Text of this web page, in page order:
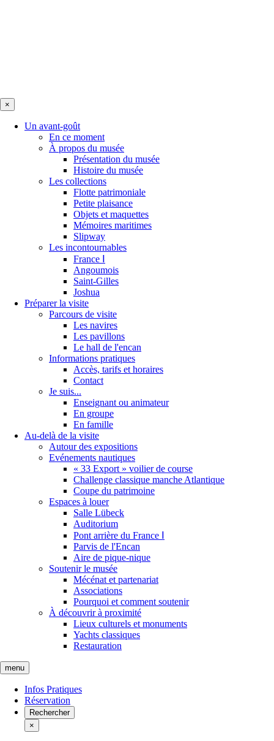
×
Un avant-goût
En ce moment
À propos du musée
Présentation du musée
Histoire du musée
Les collections
Flotte patrimoniale
Petite plaisance
Objets et maquettes
Mémoires maritimes
Slipway
Les incontournables
France Ⅰ
Angoumois
Saint-Gilles
Joshua
Préparer la visite
Parcours de visite
Les navires
Les pavillons
Le hall de l'encan
Informations pratiques
Accès, tarifs et horaires
Contact
Je suis...
Enseignant ou animateur
En groupe
En famille
Au-delà de la visite
Autour des expositions
Evénements nautiques
« 33 Export » voilier de course
Challenge classique manche Atlantique
Coupe du patrimoine
Espaces à louer
Salle Lübeck
Auditorium
Pont arrière du France Ⅰ
Parvis de l'Encan
Aire de pique-nique
Soutenir le musée
Mécénat et partenariat
Associations
Pourquoi et comment soutenir
À découvrir à proximité
Lieux culturels et monuments
Yachts classiques
Restauration
menu
Infos Pratiques
Réservation
Rechercher
×